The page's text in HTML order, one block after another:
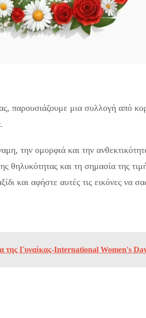
παρουσιάζουμε μια συλλογή από
την ομορφιά και την
θηλυκότητας και τη σημασία της
και αφήστε αυτές τις εικόνες να
Γυναίκας-International Women's